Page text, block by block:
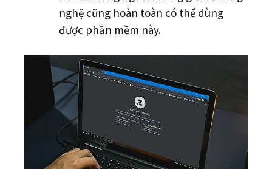
nghệ cũng hoàn toàn có thể dùng
được phần mềm này.